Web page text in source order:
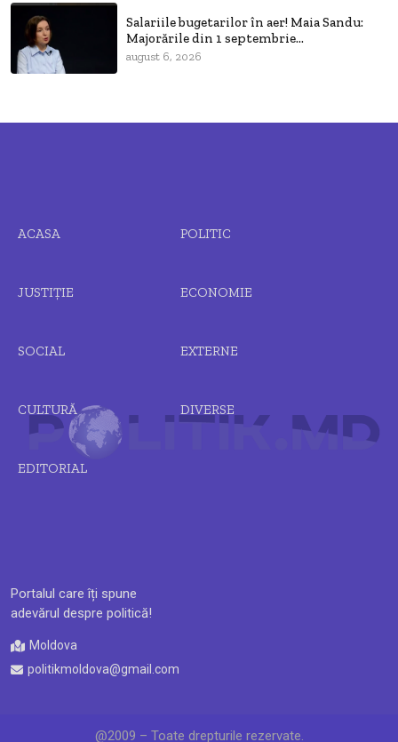
Salariile bugetarilor în aer! Maia Sandu:
Majorările din 1 septembrie...
august 6, 2026
Portalul care îți spune
adevărul despre politică!
Moldova
politikmoldova@gmail.com
ACASA POLITIC
JUSTIȚIE ECONOMIE
SOCIAL EXTERNE
CULTURĂ DIVERSE
EDITORIAL
@2009 – Toate drepturile rezervate.